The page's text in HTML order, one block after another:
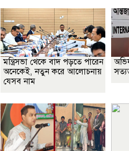
মন্ত্রিসভা থেকে বাদ পড়তে পারেন
অনেকেই, নতুন করে আলোচনায়
যেসব নাম